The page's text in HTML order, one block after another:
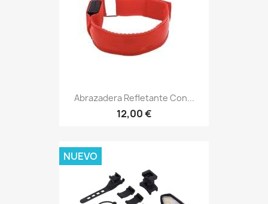
Abrazadera Refletante Con...
12,00 €
NUEVO